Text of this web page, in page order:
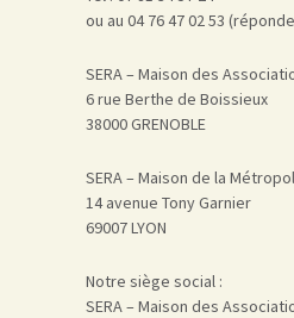
ou au 04 76 47 02 53
SERA – Maison des
6 rue Berthe de Boissieux
38000 GRENOBLE
SERA – Maison de la
14 avenue Tony Garnier
69007 LYON
Notre siège social :
SERA – Maison des